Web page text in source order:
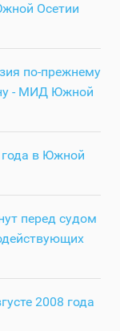
Осетии
по-прежнему
- МИД Южной
года в Южной
перед судом
2008 года